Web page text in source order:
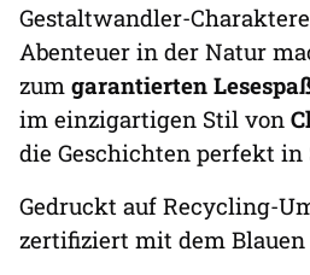
Gestaltwandler-
Abenteuer in der Natur
zum garantierten
im einzigartigen Stil von
die Geschichten perfekt in
Gedruckt auf Recycling-
zertifiziert mit dem Blauen